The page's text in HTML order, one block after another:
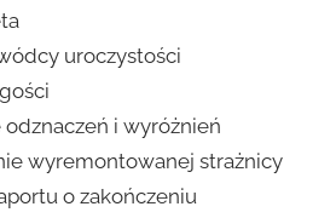
uroczystości
odznaczeń i wyróżnień
wyremontowanej strażnicy
o zakończeniu